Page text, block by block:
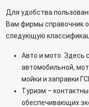
Для удобства
Вам фирмы справочник
следующую
Авто и мото. Здесь
автомобильной,
мойки и заправки
Туризм –
обеспечивающих